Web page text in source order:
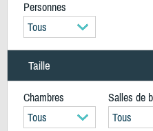
Personnes
Tous
Taille
Chambres
Salles de
Tous
Tous